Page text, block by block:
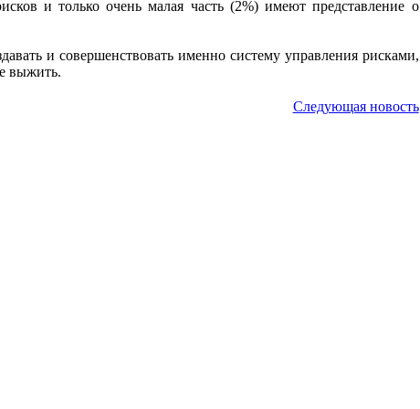
и только очень малая часть (2%) имеют представление о
и совершенствовать именно систему управления рисками,
выжить.
Следующая новость